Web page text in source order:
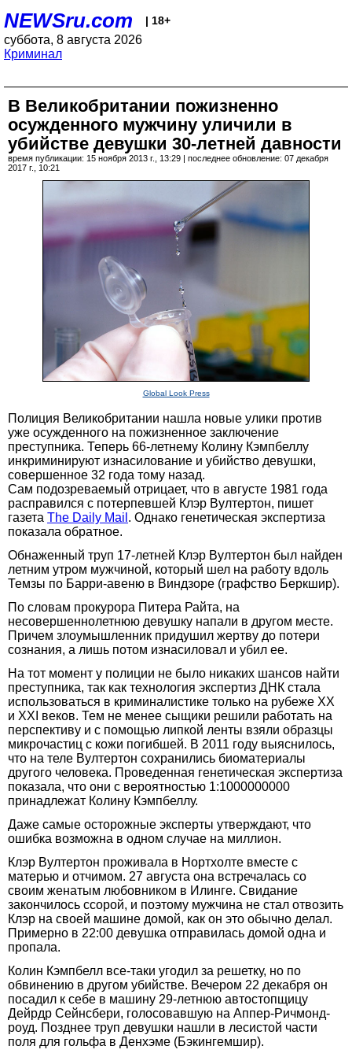
NEWSru.com | 18+
суббота, 8 августа 2026
Криминал
В Великобритании пожизненно
осужденного мужчину уличили в
убийстве девушки 30-летней давности
время публикации: 15 ноября 2013 г., 13:29 | последнее обновление: 07 декабря
2017 г., 10:21
Global Look Press
Полиция Великобритании нашла новые улики против
уже осужденного на пожизненное заключение
преступника. Теперь 66-летнему Колину Кэмпбеллу
инкриминируют изнасилование и убийство девушки,
совершенное 32 года тому назад.
Сам подозреваемый отрицает, что в августе 1981 года
расправился с потерпевшей Клэр Вултертон, пишет
газета The Daily Mail . Однако генетическая экспертиза
показала обратное.
Обнаженный труп 17-летней Клэр Вултертон был найден
летним утром мужчиной, который шел на работу вдоль
Темзы по Барри-авеню в Виндзоре (графство Беркшир).
По словам прокурора Питера Райта, на
несовершеннолетнюю девушку напали в другом месте.
Причем злоумышленник придушил жертву до потери
сознания, а лишь потом изнасиловал и убил ее.
На тот момент у полиции не было никаких шансов найти
преступника, так как технология экспертиз ДНК стала
использоваться в криминалистике только на рубеже XX
и XXI веков. Тем не менее сыщики решили работать на
перспективу и с помощью липкой ленты взяли образцы
микрочастиц с кожи погибшей. В 2011 году выяснилось,
что на теле Вултертон сохранились биоматериалы
другого человека. Проведенная генетическая экспертиза
показала, что они с вероятностью 1:1000000000
принадлежат Колину Кэмпбеллу.
Даже самые осторожные эксперты утверждают, что
ошибка возможна в одном случае на миллион.
Клэр Вултертон проживала в Нортхолте вместе с
матерью и отчимом. 27 августа она встречалась со
своим женатым любовником в Илинге. Свидание
закончилось ссорой, и поэтому мужчина не стал отвозить
Клэр на своей машине домой, как он это обычно делал.
Примерно в 22:00 девушка отправилась домой одна и
пропала.
Колин Кэмпбелл все-таки угодил за решетку, но по
обвинению в другом убийстве. Вечером 22 декабря он
посадил к себе в машину 29-летнюю автостопщицу
Дейрдр Сейнсбери, голосовавшую на Аппер-Ричмонд-
роуд. Позднее труп девушки нашли в лесистой части
поля для гольфа в Денхэме (Бэкингемшир).